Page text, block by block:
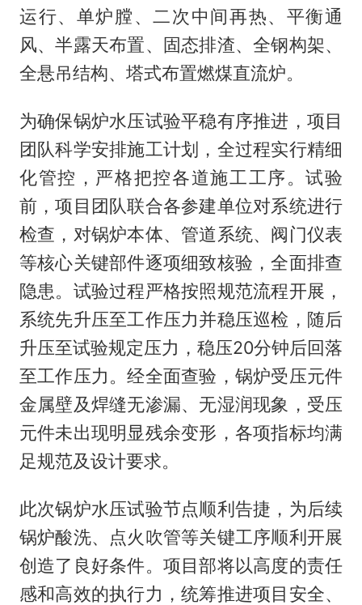
运行、单炉膛、二次中间再热、平衡通
风、半露天布置、固态排渣、全钢构架、
全悬吊结构、塔式布置燃煤直流炉。
为确保锅炉水压试验平稳有序推进，项目
团队科学安排施工计划，全过程实行精细
化管控，严格把控各道施工工序。试验
前，项目团队联合各参建单位对系统进行
检查，对锅炉本体、管道系统、阀门仪表
等核心关键部件逐项细致核验，全面排查
隐患。试验过程严格按照规范流程开展，
系统先升压至工作压力并稳压巡检，随后
升压至试验规定压力，稳压20分钟后回落
至工作压力。经全面查验，锅炉受压元件
金属壁及焊缝无渗漏、无湿润现象，受压
元件未出现明显残余变形，各项指标均满
足规范及设计要求。
此次锅炉水压试验节点顺利告捷，为后续
锅炉酸洗、点火吹管等关键工序顺利开展
创造了良好条件。项目部将以高度的责任
感和高效的执行力，统筹推进项目安全、